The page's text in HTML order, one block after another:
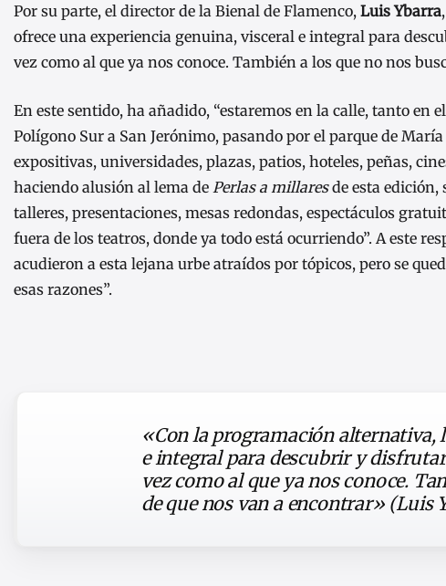
Por su parte, el director de la Bienal de Flamenco, Luis Ybarra
ofrece una experiencia genuina, visceral e integral para
vez como al que ya nos conoce. También a los que no nos
En este sentido, ha añadido, “estaremos en la calle, tanto
Polígono Sur a San Jerónimo, pasando por el parque de
expositivas, universidades, plazas, patios, hoteles, peñas,
haciendo alusión al lema de Perlas a millaresde esta edición,
talleres, presentaciones, mesas redondas, espectáculos
fuera de los teatros, donde ya todo está ocurriendo”. A este
acudieron a esta lejana urbe atraídos por tópicos, pero se
esas razones”.
«Con la programación alternativa,
e integral para descubrir y
vez como al que ya nos conoce.
de que nos van a encontrar» (Luis